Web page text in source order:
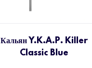
Кальян Y.K.A.P. Killer
Classic Blue